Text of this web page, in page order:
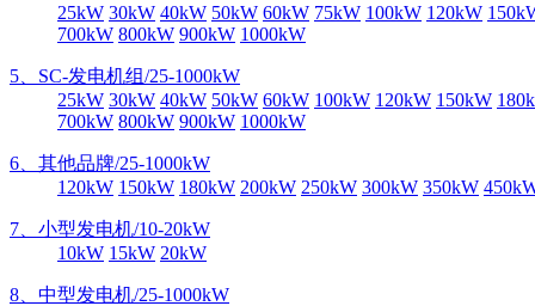
25kW 30kW 40kW 50kW 60kW 75kW 100kW 120kW
700kW 800kW 900kW 1000kW
5、SC-发电机组/25-1000kW
25kW 30kW 40kW 50kW 60kW 100kW 120kW 150kW
700kW 800kW 900kW 1000kW
6、其他品牌/25-1000kW
120kW 150kW 180kW 200kW 250kW 300kW 350kW
7、小型发电机/10-20kW
10kW 15kW 20kW
8、中型发电机/25-1000kW